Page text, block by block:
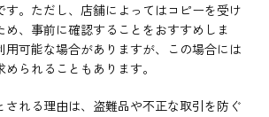
す。ただし、店舗によってはコピーを受け
め、事前に確認することをおすすめしま
用可能な場合がありますが、この場合には
られることもあります。
される理由は、盗難品や不正な取引を防ぐ